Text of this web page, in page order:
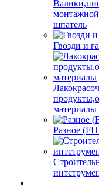
шпатель
Гвозди и
материалы
Разное